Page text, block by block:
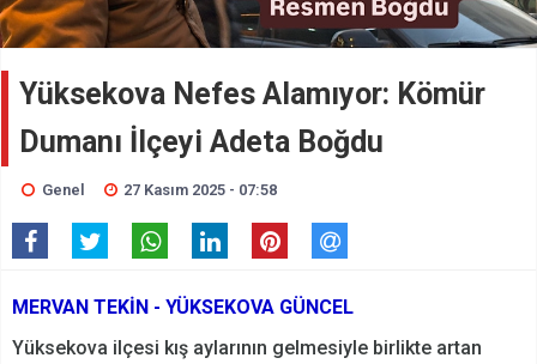
Yüksekova Nefes Alamıyor: Kömür
Dumanı İlçeyi Adeta Boğdu
Genel 27 Kasım 2025 - 07:58
MERVAN TEKİN - YÜKSEKOVA GÜNCEL
Yüksekova ilçesi kış aylarının gelmesiyle birlikte artan